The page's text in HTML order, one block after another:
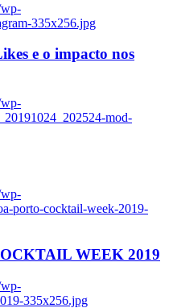
335x256.jpg
e o impacto nos
mod-
porto-cocktail-week-2019-
WEEK 2019
335x256.jpg